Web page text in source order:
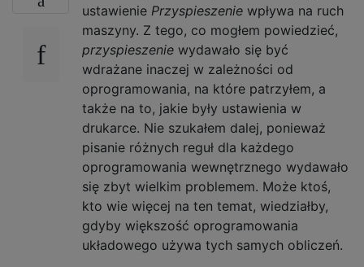
ustawienie Przyspieszenie wpływa na ruch
maszyny. Z tego, co mogłem powiedzieć,
przyspieszenie wydawało się być
wdrażane inaczej w zależności od
oprogramowania, na które patrzyłem, a
także na to, jakie były ustawienia w
drukarce. Nie szukałem dalej, ponieważ
pisanie różnych reguł dla każdego
oprogramowania wewnętrznego wydawało
się zbyt wielkim problemem. Może ktoś,
kto wie więcej na ten temat, wiedziałby,
gdyby większość oprogramowania
układowego używa tych samych obliczeń.